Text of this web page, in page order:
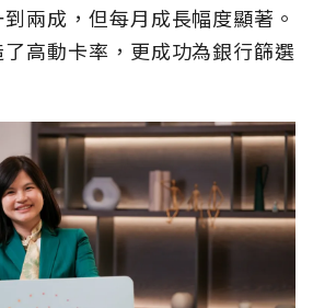
兩成，但每月成長幅度顯著。
高動卡率，更成功為銀行篩選